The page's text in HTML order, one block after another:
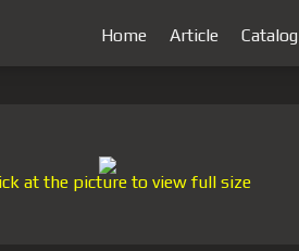
Home Article Catalog
at the picture to view full size